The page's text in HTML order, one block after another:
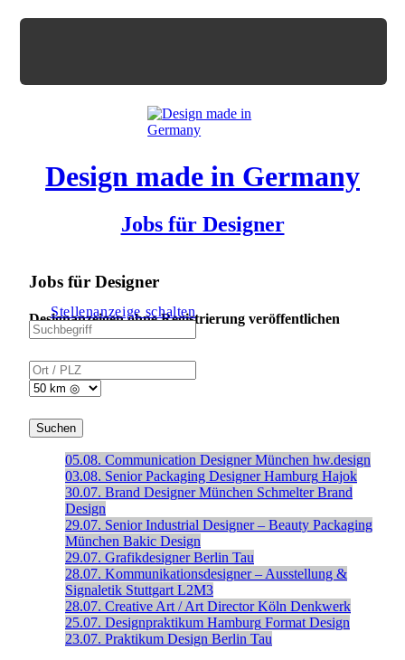
Design made in Germany
Jobs für Designer
Jobs für Designer
Designanzeigen ohne Registrierung veröffentlichen
Stellenanzeige schalten
05.08. Communication Designer München hw.design
03.08. Senior Packaging Designer Hamburg Hajok
30.07. Brand Designer München Schmelter Brand
Design
29.07. Senior Industrial Designer – Beauty Packaging
München Bakic Design
29.07. Grafikdesigner Berlin Tau
28.07. Kommunikationsdesigner – Ausstellung &
Signaletik Stuttgart L2M3
28.07. Creative Art / Art Director Köln Denkwerk
25.07. Designpraktikum Hamburg Format Design
23.07. Praktikum Design Berlin Tau